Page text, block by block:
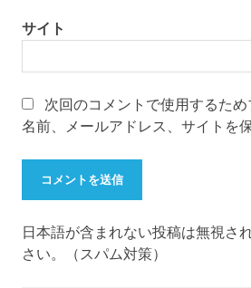
サイト
次回のコメントで使用するた
名前、メールアドレス、サイトを
日本語が含まれない投稿は無視さ
さい。（スパム対策）